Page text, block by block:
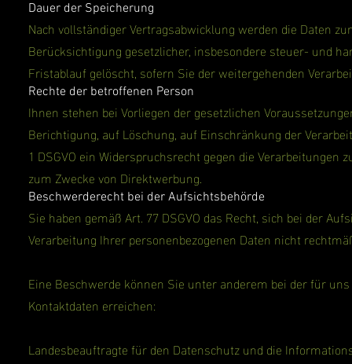
Dauer der Speicherung
Nach vollständiger Vertragsabwicklung werden die Daten
Berücksichtigung gesetzlicher, insbesondere steuer- und
Fristablauf gelöscht, sofern Sie der weitergehenden
Rechte der betroffenen Person
Ihnen stehen bei Vorliegen der gesetzlichen
Berichtigung, auf Löschung, auf Einschränkung der
1 DSGVO ein Widerspruchsrecht gegen die Verarbeitungen
zum Zwecke von Direktwerbung.
Beschwerderecht bei der Aufsichtsbehörde
Sie haben gemäß Art. 77 DSGVO das Recht, sich bei der
Verarbeitung Ihrer personenbezogenen Daten nicht
Eine Beschwerde können Sie unter anderem bei der für
Kontaktdaten erreichen:
Landesbeauftragte für den Datenschutz und die